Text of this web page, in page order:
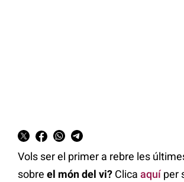
Vols ser el primer a rebre les
sobre el món del vi? Clica aquíper